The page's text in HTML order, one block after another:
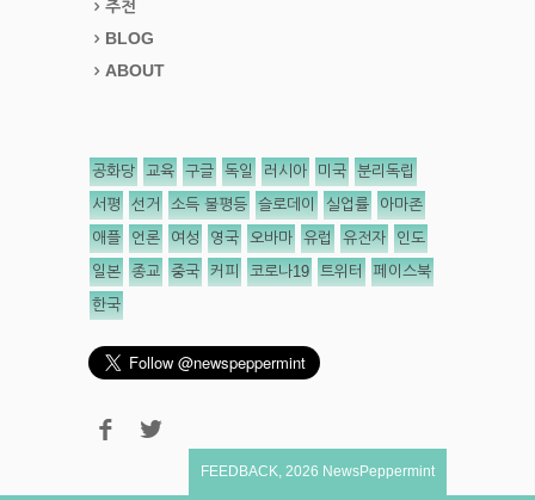
추천
BLOG
ABOUT
공화당 교육 구글 독일 러시아 미국 분리독립
서평 선거 소득 불평등 슬로데이 실업률 아마존
애플 언론 여성 영국 오바마 유럽 유전자 인도
일본 종교 중국 커피 코로나19 트위터 페이스북
한국
FEEDBACK 2026 NewsPeppermint